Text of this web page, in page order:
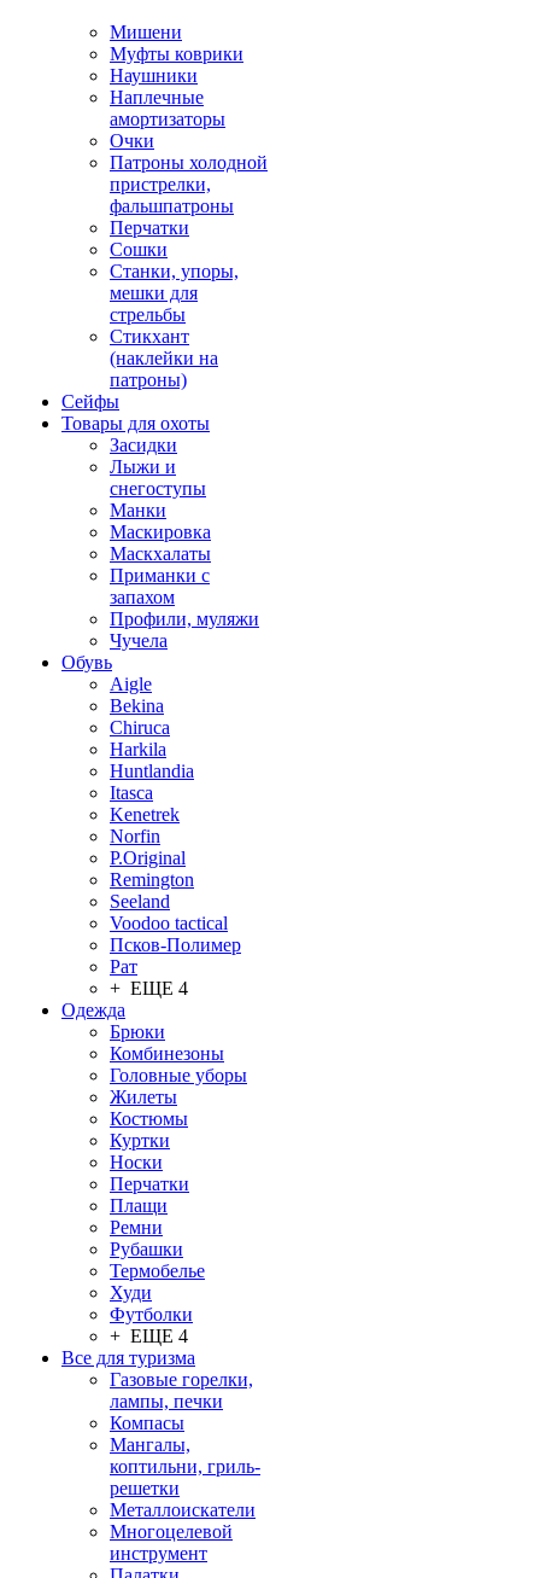
Мишени
Муфты коврики
Наушники
Наплечные
амортизаторы
Очки
Патроны холодной
пристрелки,
фальшпатроны
Перчатки
Сошки
Станки, упоры,
мешки для
стрельбы
Стикхант
(наклейки на
патроны)
Сейфы
Товары для охоты
Засидки
Лыжи и
снегоступы
Манки
Маскировка
Маскхалаты
Приманки с
запахом
Профили, муляжи
Чучела
Обувь
Aigle
Bekina
Chiruсa
Harkila
Huntlandia
Itasca
Kenetrek
Norfin
P.Original
Remington
Seeland
Voodoo tactical
Псков-Полимер
Рат
+ ЕЩЕ 4
Одежда
Брюки
Комбинезоны
Головные уборы
Жилеты
Костюмы
Куртки
Носки
Перчатки
Плащи
Ремни
Рубашки
Термобелье
Худи
Футболки
+ ЕЩЕ 4
Все для туризма
Газовые горелки,
лампы, печки
Компасы
Мангалы,
коптильни, гриль-
решетки
Металлоискатели
Многоцелевой
инструмент